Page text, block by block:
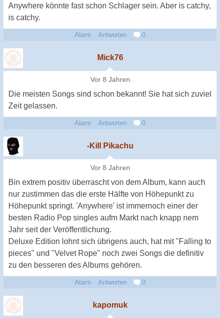
Anywhere könnte fast schon Schlager sein. Aber is catchy,
is catchy.
Alarm Antworten 0
Mick76
Vor 8 Jahren
Die meisten Songs sind schon bekannt! Sie hat sich zuviel
Zeit gelassen.
Alarm Antworten 0
-Kill Pikachu
Vor 8 Jahren
Bin extrem positiv überrascht von dem Album, kann auch
nur zustimmen das die erste Hälfte von Höhepunkt zu
Höhepunkt springt. 'Anywhere' ist immernoch einer der
besten Radio Pop singles aufm Markt nach knapp nem
Jahr seit der Veröffentlichung.
Deluxe Edition lohnt sich übrigens auch, hat mit "Falling to
pieces" und "Velvet Rope" noch zwei Songs die definitiv
zu den besseren des Albums gehören.
Alarm Antworten 0
kapomuk